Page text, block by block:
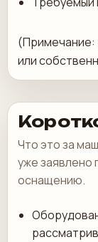
(Примечание:
или
Что это за
уже заявлено
оснащению.